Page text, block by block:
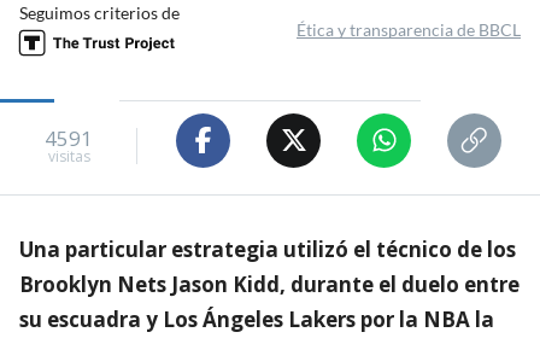
Seguimos criterios de
Ética y transparencia de BBCL
4591
visitas
Una particular estrategia utilizó el técnico de los
Brooklyn Nets Jason Kidd, durante el duelo entre
su escuadra y Los Ángeles Lakers por la NBA la